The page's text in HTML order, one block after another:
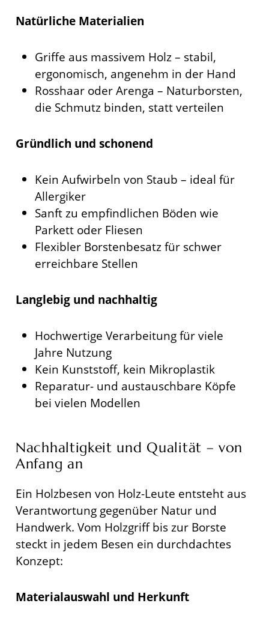
Natürliche Materialien
Griffe aus massivem Holz – stabil,
ergonomisch, angenehm in der Hand
Rosshaar oder Arenga – Naturborsten,
die Schmutz binden, statt verteilen
Gründlich und schonend
Kein Aufwirbeln von Staub – ideal für
Allergiker
Sanft zu empfindlichen Böden wie
Parkett oder Fliesen
Flexibler Borstenbesatz für schwer
erreichbare Stellen
Langlebig und nachhaltig
Hochwertige Verarbeitung für viele
Jahre Nutzung
Kein Kunststoff, kein Mikroplastik
Reparatur- und austauschbare Köpfe
bei vielen Modellen
Nachhaltigkeit und Qualität – von
Anfang an
Ein Holzbesen von Holz-Leute entsteht aus
Verantwortung gegenüber Natur und
Handwerk. Vom Holzgriff bis zur Borste
steckt in jedem Besen ein durchdachtes
Konzept:
Materialauswahl und Herkunft